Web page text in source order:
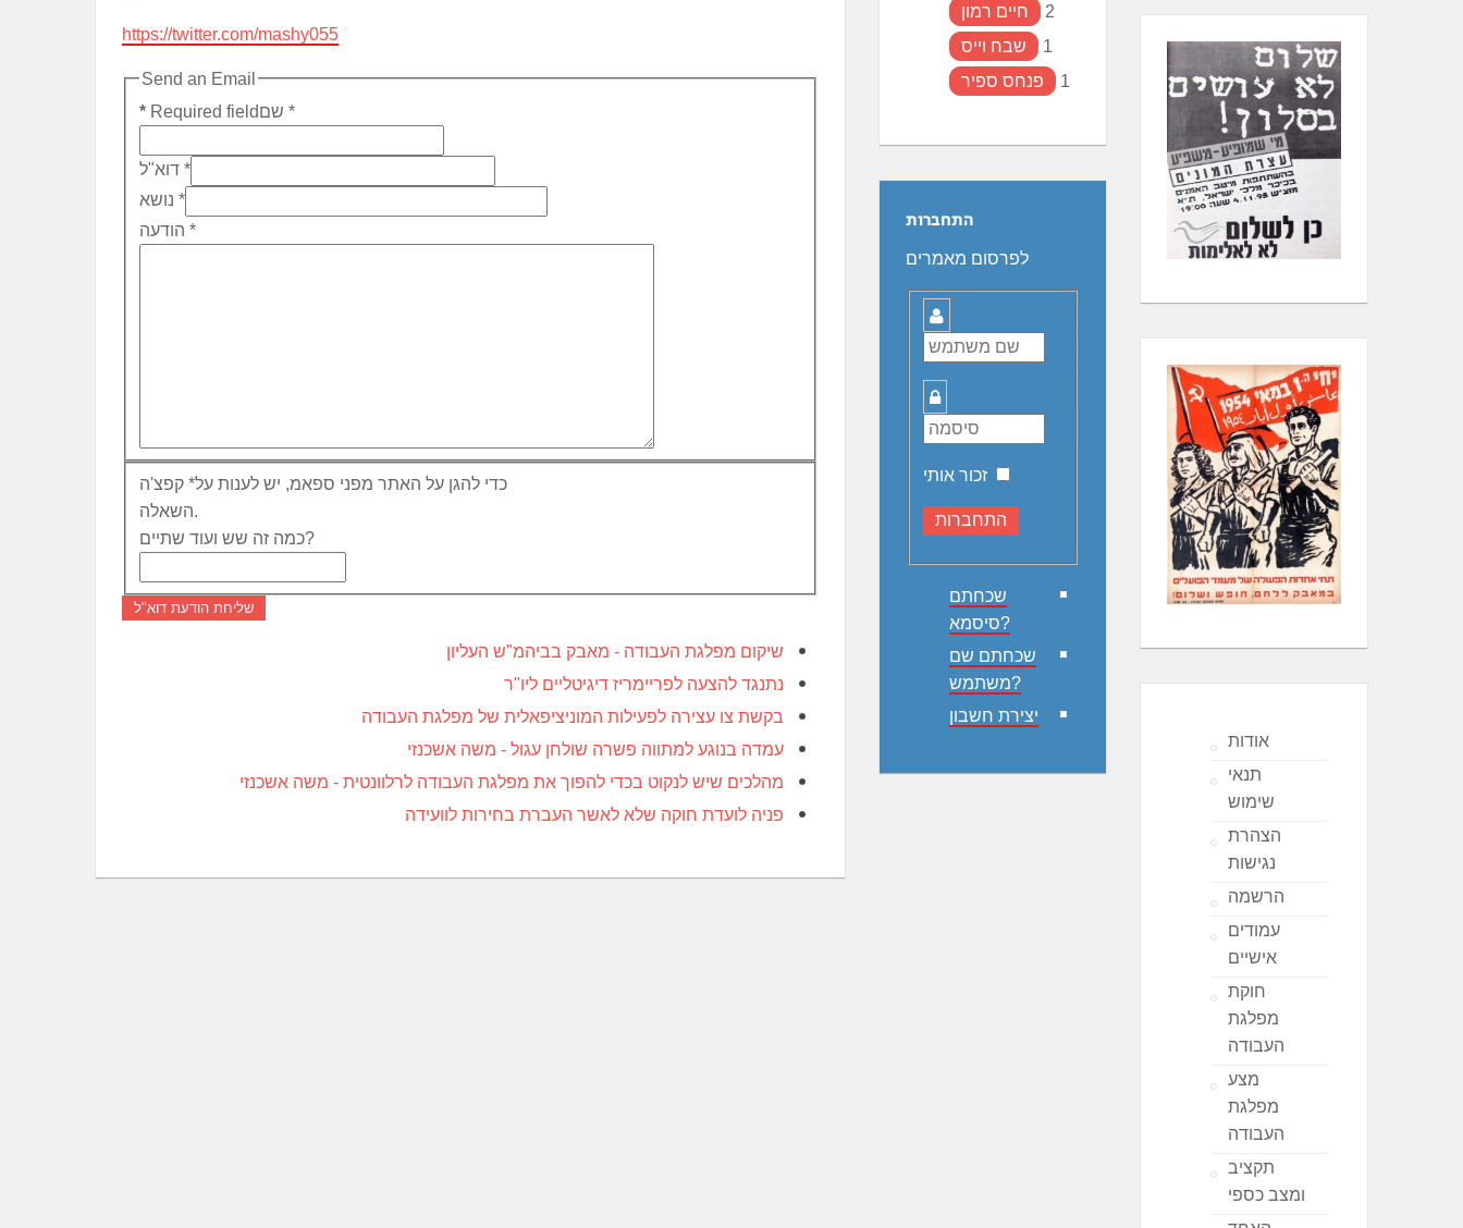
https://twitter.com/mashy055
Send an Email
* Required fieldשם *
דוא"ל *
נושא *
הודעה *
קפצ'ה *כדי להגן על האתר מפני ספאמ, יש לענות על
השאלה.
כמה זה שש ועוד שתיים?
שליחת הודעת דוא"ל
שיקום מפלגת העבודה - מאבק בביהמ"ש העליון
נתנגד להצעה לפריימריז דיגיטליים ליו"ר
בקשת צו עצירה לפעילות המוניציפאלית של מפלגת העבודה
עמדה בנוגע למתווה פשרה שולחן עגול - משה אשכנזי
מהלכים שיש לנקוט בכדי להפוך את מפלגת העבודה לרלוונטית - משה אשכנזי
פניה לועדת חוקה שלא לאשר העברת בחירות לוועידה
חיים רמון
2
שבח וייס
1
פנחס ספיר
1
התחברות
לפרסום מאמרים
שם
משתמש
סיסמה
זכור אותי
שכחתם
סיסמא?
שכחתם שם
משתמש?
יצירת חשבון
אודות
תנאי
שימוש
הצהרת
נגישות
הרשמה
עמודים
אישיים
חוקת
מפלגת
העבודה
מצע
מפלגת
העבודה
תקציב
ומצב כספי